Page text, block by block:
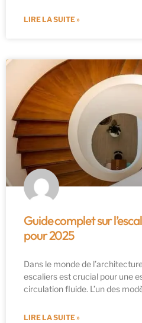
LIRE LA SUITE »
Guide complet sur
pour 2025
Dans le monde de
escaliers est crucial pour une
circulation fluide. L’un des
LIRE LA SUITE »